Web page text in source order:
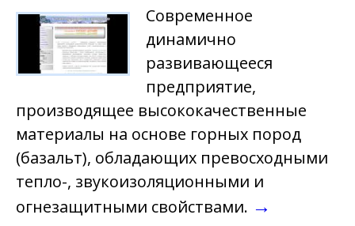
Современное
динамично
развивающееся
предприятие,
производящее высококачественные
материалы на основе горных пород
(базальт), обладающих превосходными
тепло-, звукоизоляционными и
огнезащитными свойствами. →